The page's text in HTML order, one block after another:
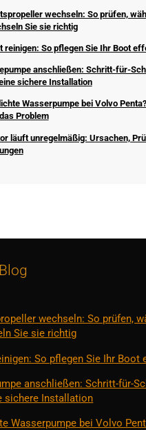
wechseln: So prüfen,
Sie sie richtig
reinigen: So pflegen Sie Ihr Boot
anschließen: Schritt-für-
sichere Installation
Wasserpumpe bei Volvo
Problem
läuft unregelmäßig: Ursachen,
wechseln: So prüfen,
Sie sie richtig
So pflegen Sie Ihr Boot
anschließen: Schritt-für-
sichere Installation
Wasserpumpe bei Volvo